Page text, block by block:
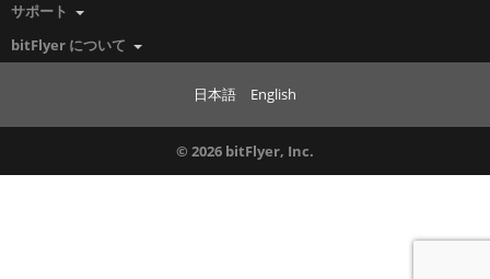
サポート
bitFlyer について
日本語 English
© 2026 bitFlyer, Inc.